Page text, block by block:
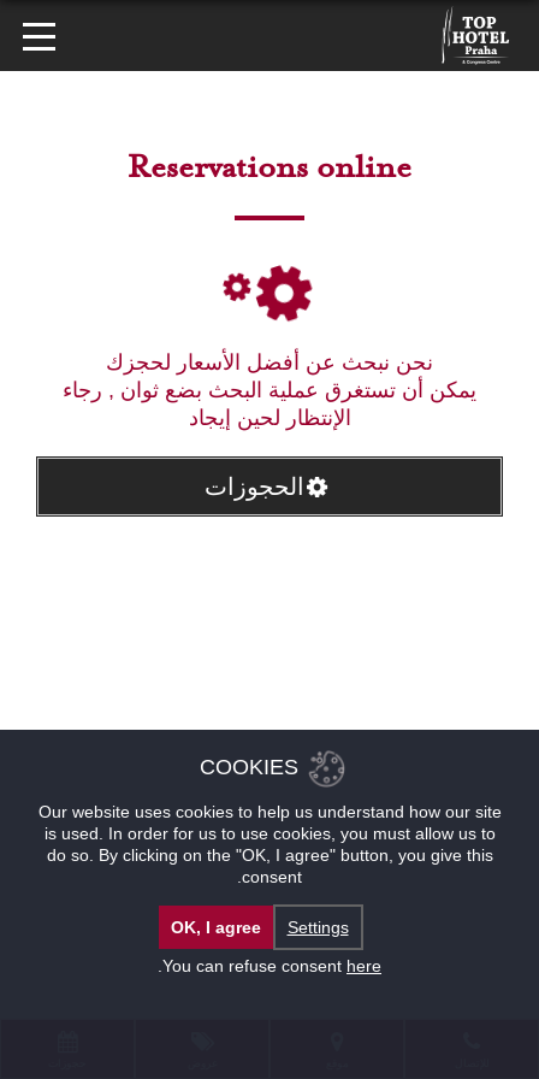
Reservations online
نحن نبحث عن أفضل الأسعار لحجزك
يمكن أن تستغرق عملية البحث بضع ثوان , رجاء
الإنتظار لحين إيجاد
الحجوزات
COOKIES
Our website uses cookies to help us understand how our site
is used. In order for us to use cookies, you must allow us to
do so. By clicking on the "OK, I agree" button, you give this
consent.
Settings
OK, I agree
You can refuse consent here
.